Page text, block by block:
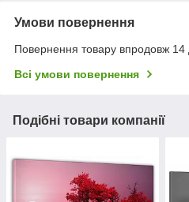
Умови повернення
Повернення товару впродовж 14
Всі умови повернення
Подібні товари компанії